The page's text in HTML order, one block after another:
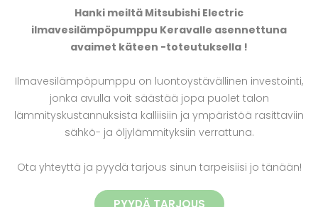
Hanki meiltä Mitsubishi Electric
ilmavesilämpöpumppu Keravalle asennettuna
avaimet käteen -toteutuksella !
Ilmavesilämpöpumppu on luontoystävällinen investointi,
jonka avulla voit säästää jopa puolet talon
lämmityskustannuksista kalliisiin ja ympäristöä rasittaviin
sähkö- ja öljylämmityksiin verrattuna.
Ota yhteyttä ja pyydä tarjous sinun tarpeisiisi jo tänään!
PYYDÄ TARJOUS